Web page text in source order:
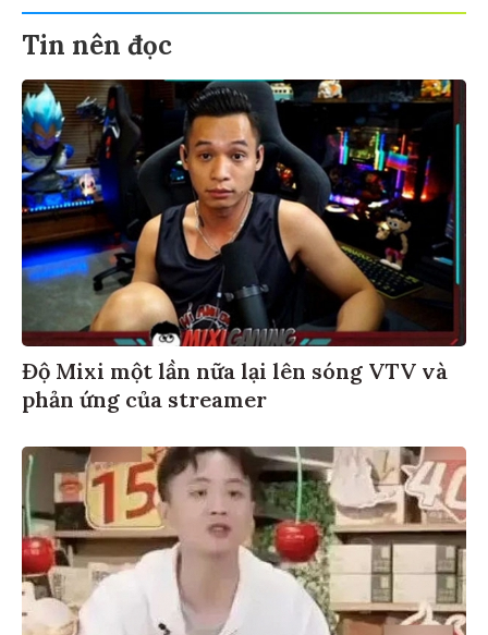
Tin nên đọc
Độ Mixi một lần nữa lại lên sóng VTV và
phản ứng của streamer